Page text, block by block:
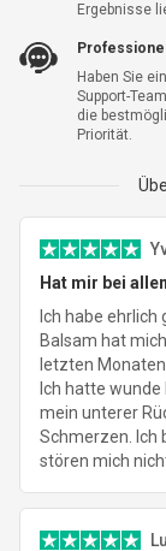
Sparen
Gesamt
Ergebnisse
Haben Sie
Support-
die
Priorität.
Hat mir bei
Ich habe
Balsam hat
letzten
Ich hatte
mein unterer
Schmerzen. Ich
stören mich